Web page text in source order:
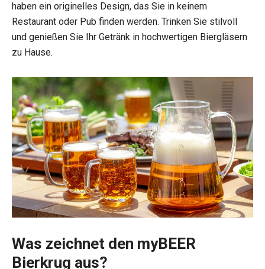
haben ein originelles Design, das Sie in keinem
Restaurant oder Pub finden werden. Trinken Sie stilvoll
und genießen Sie Ihr Getränk in hochwertigen Biergläsern
zu Hause.
Was zeichnet den myBEER
Bierkrug aus?